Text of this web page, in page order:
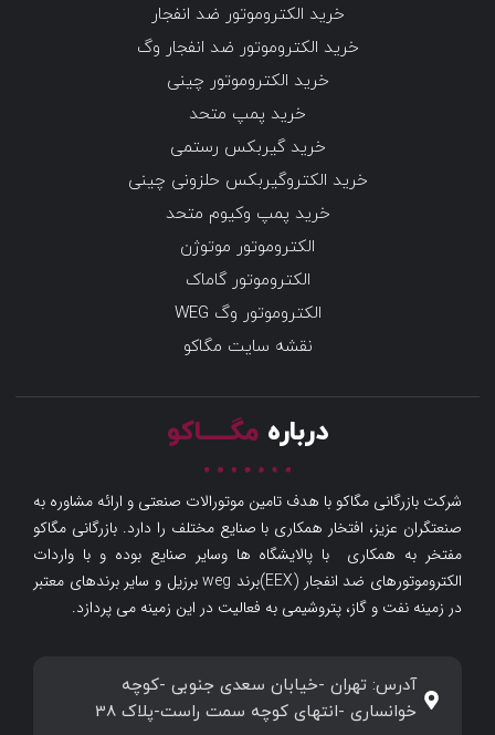
خرید الکتروموتور ضد انفجار
خرید الکتروموتور ضد انفجار وگ
خرید الکتروموتور چینی
خرید پمپ متحد
خرید گیربکس رستمی
خرید الکتروگیربکس حلزونی چینی
خرید پمپ وکیوم متحد
الکتروموتور موتوژن
الکتروموتور گاماک
الکتروموتور وگ WEG
نقشه سایت مگاکو
درباره مگـــــاکو
شرکت بازرگانی مگاکو با هدف تامین موتورالات صنعتی و ارائه مشاوره به
صنعتگران عزیز، افتخار همکاری با صنایع مختلف را دارد. بازرگانی مگاکو
مفتخر به همکاری با پالایشگاه ها وسایر صنایع بوده و با واردات
الکتروموتورهای ضد انفجار (EEX)برند weg برزیل و سایر برندهای معتبر
در زمینه نفت و گاز، پتروشیمی به فعالیت در این زمینه می پردازد.
آدرس: تهران -خیابان سعدی جنوبی -کوچه
خوانساری -انتهای کوچه سمت راست-پلاک 38